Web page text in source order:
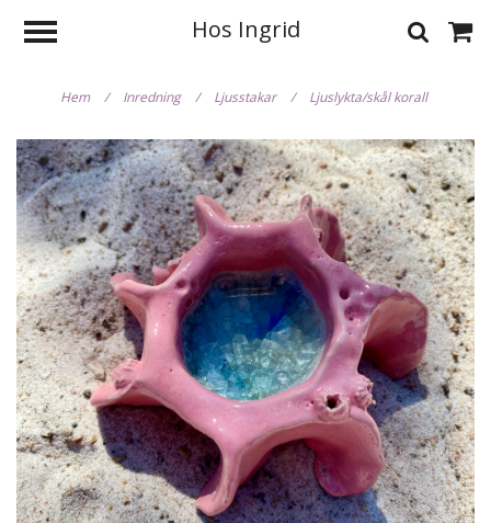
Hos Ingrid
Hem / Inredning / Ljusstakar / Ljuslykta/skål korall